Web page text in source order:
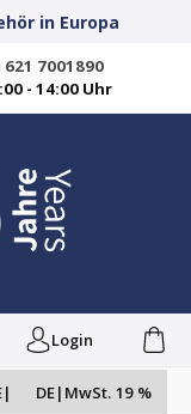
in Europa
7001890
- 14:00 Uhr
Login
| DE| MwSt. 19 %